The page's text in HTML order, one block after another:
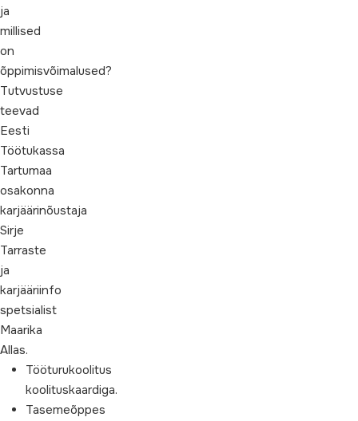
ja
millised
on
õppimisvõimalused?
Tutvustuse
teevad
Eesti
Töötukassa
Tartumaa
osakonna
karjäärinõustaja
Sirje
Tarraste
ja
karjääriinfo
spetsialist
Maarika
Allas.
Tööturukoolitus
koolituskaardiga.
Tasemeõppes